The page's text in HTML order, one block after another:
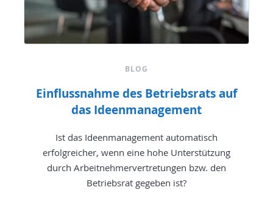
BLOG
Einflussnahme des Betriebsrats auf
das Ideenmanagement
Ist das Ideenmanagement automatisch
erfolgreicher, wenn eine hohe Unterstützung
durch Arbeitnehmervertretungen bzw. den
Betriebsrat gegeben ist?